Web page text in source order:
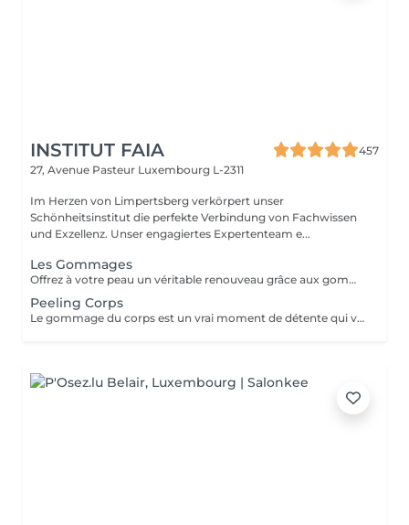
INSTITUT FAIA
457
27, Avenue Pasteur Luxembourg L-2311
Im Herzen von Limpertsberg verkörpert unser
Schönheitsinstitut die perfekte Verbindung von Fachwissen
und Exzellenz. Unser engagiertes Expertenteam e...
Les Gommages
Offrez à votre peau un véritable renouveau grâce aux gommages corps Gemology. Enrichis en extraits minéraux précieux et en ingrédients naturels, ils exfolient en douceur, éliminent les cellules mortes et révèlent l'éclat de la peau. Leur texture sensorielle et leurs parfums délicats transforment l'exfoliation en un rituel de bien-être luxueux. Résultat : une peau lisse, douce, parfaitement préparée à recevoir les soins suivants.
Peeling Corps
Le gommage du corps est un vrai moment de détente qui va permettre à la peau de se débarrasser de ses inégalités et de retrouver une peau toute douce. Ce soin est parfait juste avant d'aller au soleil pour permettre à la peau de mieux bronzer.